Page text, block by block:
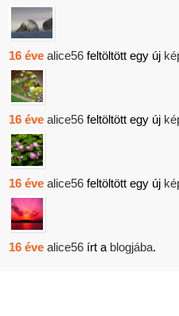
16 éve alice56 feltöltött egy új
16 éve alice56 feltöltött egy új
16 éve alice56 feltöltött egy új
16 éve alice56 írt a blogjába.